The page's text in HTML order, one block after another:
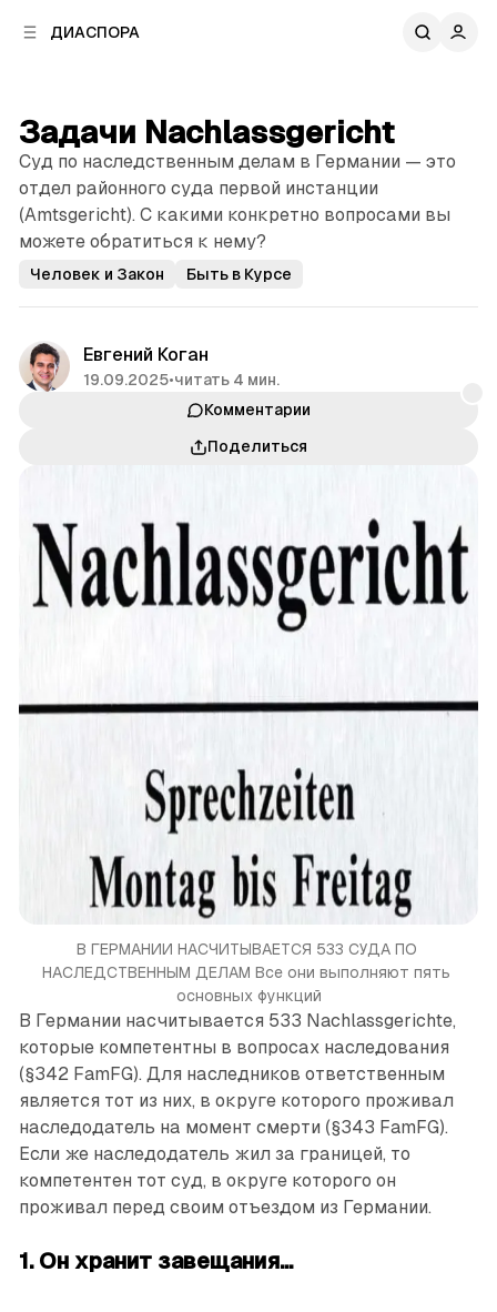
ДИАСПОРА
Задачи Nachlassgericht
Суд по наследственным делам в Германии — это
отдел районного суда первой инстанции
(Amtsgericht). С какими конкретно вопросами вы
можете обратиться к нему?
Человек и Закон Быть в Курсе
Евгений Коган
19.09.2025•читать 4 мин.
Комментарии
Поделиться
В ГЕРМАНИИ НАСЧИТЫВАЕТСЯ 533 СУДА ПО
НАСЛЕДСТВЕННЫМ ДЕЛАМ Все они выполняют пять
основных функций
В Германии насчитывается 533 Nachlassgerichte,
которые компетентны в вопросах наследования
(§342 FamFG). Для наследников ответственным
является тот из них, в округе которого проживал
наследодатель на момент смерти (§343 FamFG).
Если же наследодатель жил за границей, то
компетентен тот суд, в округе которого он
проживал перед своим отъездом из Германии.
1. Он хранит завещания...